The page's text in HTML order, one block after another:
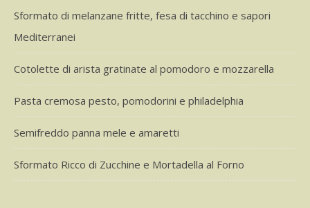
Sformato di melanzane fritte, fesa di tacchino e sapori
Mediterranei
Cotolette di arista gratinate al pomodoro e mozzarella
Pasta cremosa pesto, pomodorini e philadelphia
Semifreddo panna mele e amaretti
Sformato Ricco di Zucchine e Mortadella al Forno